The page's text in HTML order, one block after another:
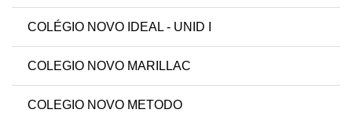
COLÉGIO NOVO IDEAL - UNID I
COLEGIO NOVO MARILLAC
COLEGIO NOVO METODO